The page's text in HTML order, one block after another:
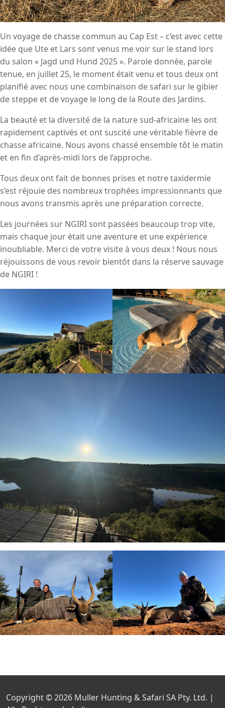
Un voyage de chasse commun au Cap Est – c’est avec cette
idée que Ute et Lars sont venus me voir sur le stand lors
du salon « Jagd und Hund 2025 ». Parole donnée, parole
tenue, en juillet 25, le moment était venu et tous deux ont
planifié avec nous une combinaison de safari sur le gibier
de steppe et de voyage le long de la Route des Jardins.
La beauté et la diversité de la nature sud-africaine les ont
rapidement captivés et ont suscité une véritable fièvre de
chasse africaine. Nous avons chassé ensemble tôt le matin
et en fin d’après-midi lors de l’approche.
Tous deux ont fait de bonnes prises et notre taxidermie
s’est réjouie des nombreux trophées impressionnants que
nous avons transmis après une préparation correcte.
Les journées sur NGIRI sont passées beaucoup trop vite,
mais chaque jour était une aventure et une expérience
inoubliable. Merci de votre visite à vous deux ! Nous nous
réjouissons de vous revoir bientôt dans la réserve sauvage
de NGIRI !
Copyright © 2026 Muller Hunting & Safari SA Pty. Ltd. |